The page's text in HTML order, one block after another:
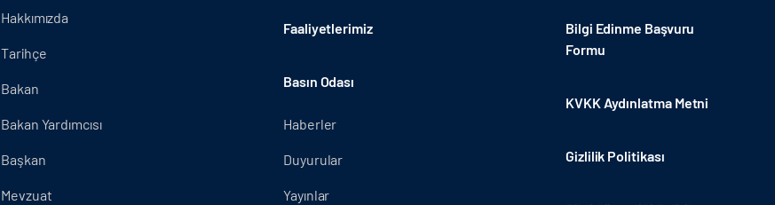
Hakkımızda
Tarihçe
Bakan
Bakan Yardımcısı
Başkan
Mevzuat
Faaliyetlerimiz
Basın Odası
Haberler
Duyurular
Yayınlar
Bilgi Edinme Başvuru
Formu
KVKK Aydınlatma Metni
Gizlilik Politikası